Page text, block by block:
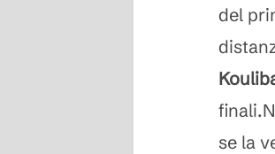
del
se la